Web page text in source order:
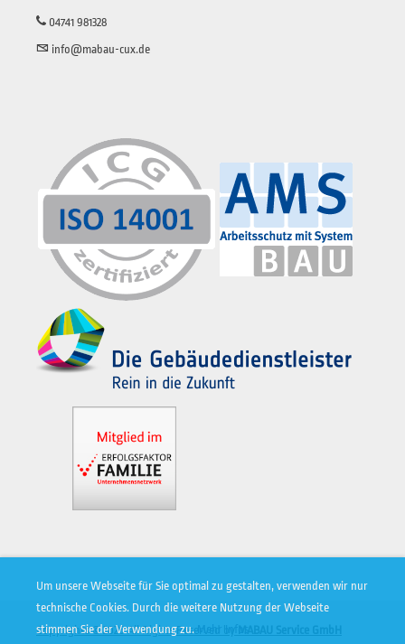
04741 981328
info@mabau-cux.de
Copyrights © 2026 All Rights Reserved by
Um unsere Webseite für Sie optimal zu gestalten, verwenden wir nur
technische Cookies. Durch die weitere Nutzung der Webseite
stimmen Sie der Verwendung zu.